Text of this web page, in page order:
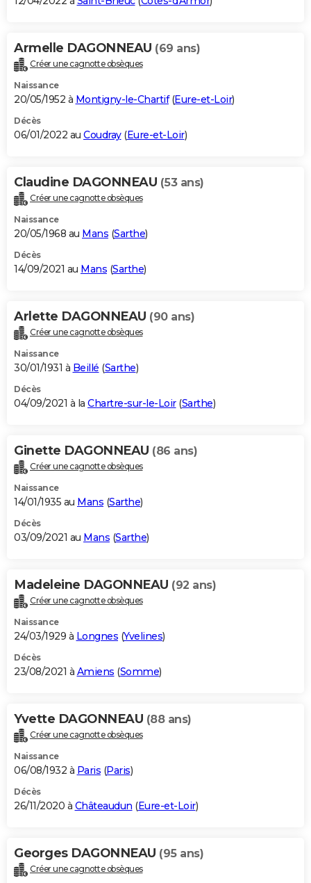
Armelle DAGONNEAU (69 ans)
Créer une cagnotte obsèques
Naissance
20/05/1952 à Montigny-le-Chartif(Eure-et-Loir)
Décès
06/01/2022 au Coudray(Eure-et-Loir)
Claudine DAGONNEAU (53 ans)
Créer une cagnotte obsèques
Naissance
20/05/1968 au Mans (Sarthe)
Décès
14/09/2021 au Mans (Sarthe)
Arlette DAGONNEAU (90 ans)
Créer une cagnotte obsèques
Naissance
30/01/1931 à Beillé (Sarthe)
Décès
04/09/2021 à la Chartre-sur-le-Loir(Sarthe)
Ginette DAGONNEAU (86 ans)
Créer une cagnotte obsèques
Naissance
14/01/1935 au Mans (Sarthe)
Décès
03/09/2021 au Mans (Sarthe)
Madeleine DAGONNEAU (92 ans)
Créer une cagnotte obsèques
Naissance
24/03/1929 à Longnes (Yvelines)
Décès
23/08/2021 à Amiens (Somme)
Yvette DAGONNEAU (88 ans)
Créer une cagnotte obsèques
Naissance
06/08/1932 à Paris (Paris)
Décès
26/11/2020 à Châteaudun (Eure-et-Loir)
Georges DAGONNEAU (95 ans)
Créer une cagnotte obsèques